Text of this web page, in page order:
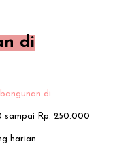
di
di
sampai Rp. 250.000
harian.